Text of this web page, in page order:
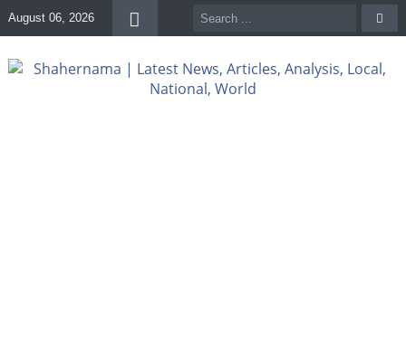
August 06, 2026